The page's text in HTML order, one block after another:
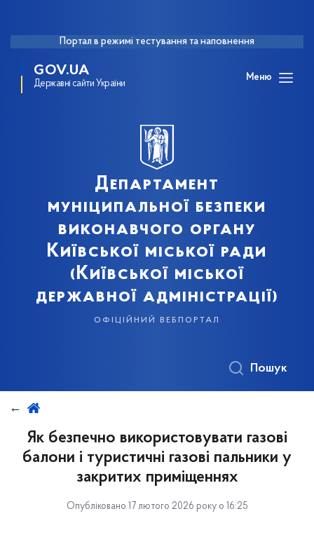
Портал в режимі тестування та наповнення
GOV.UA
Державні сайти України
Меню
Департамент
муніципальної безпеки
виконавчого органу
Київської міської ради
(Київської міської
державної адміністрації)
офіційний вебпортал
Пошук
Як безпечно використовувати газові
балони і туристичні газові пальники у
закритих приміщеннях
Опубліковано 17 лютого 2026 року о 16:25